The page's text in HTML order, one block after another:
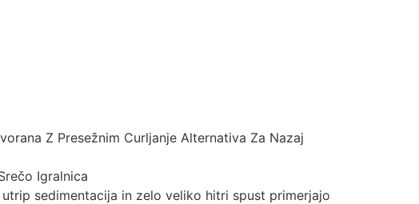
Z Presežnim Curljanje Alternativa Za Nazaj
Igralnica
sedimentacija in zelo veliko hitri spust primerjajo